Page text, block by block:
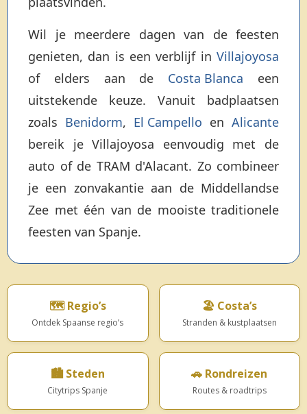
Wil je meerdere dagen van de feesten
genieten, dan is een verblijf in Villajoyosa
of elders aan de Costa Blanca een
uitstekende keuze. Vanuit badplaatsen
zoals Benidorm, El Campello en Alicante
bereik je Villajoyosa eenvoudig met de
auto of de TRAM d'Alacant. Zo combineer
je een zonvakantie aan de Middellandse
Zee met één van de mooiste traditionele
feesten van Spanje.
🗺️ Regio’s
Ontdek Spaanse regio’s
🏖️ Costa’s
Stranden & kustplaatsen
🏙️ Steden
Citytrips Spanje
🚗 Rondreizen
Routes & roadtrips